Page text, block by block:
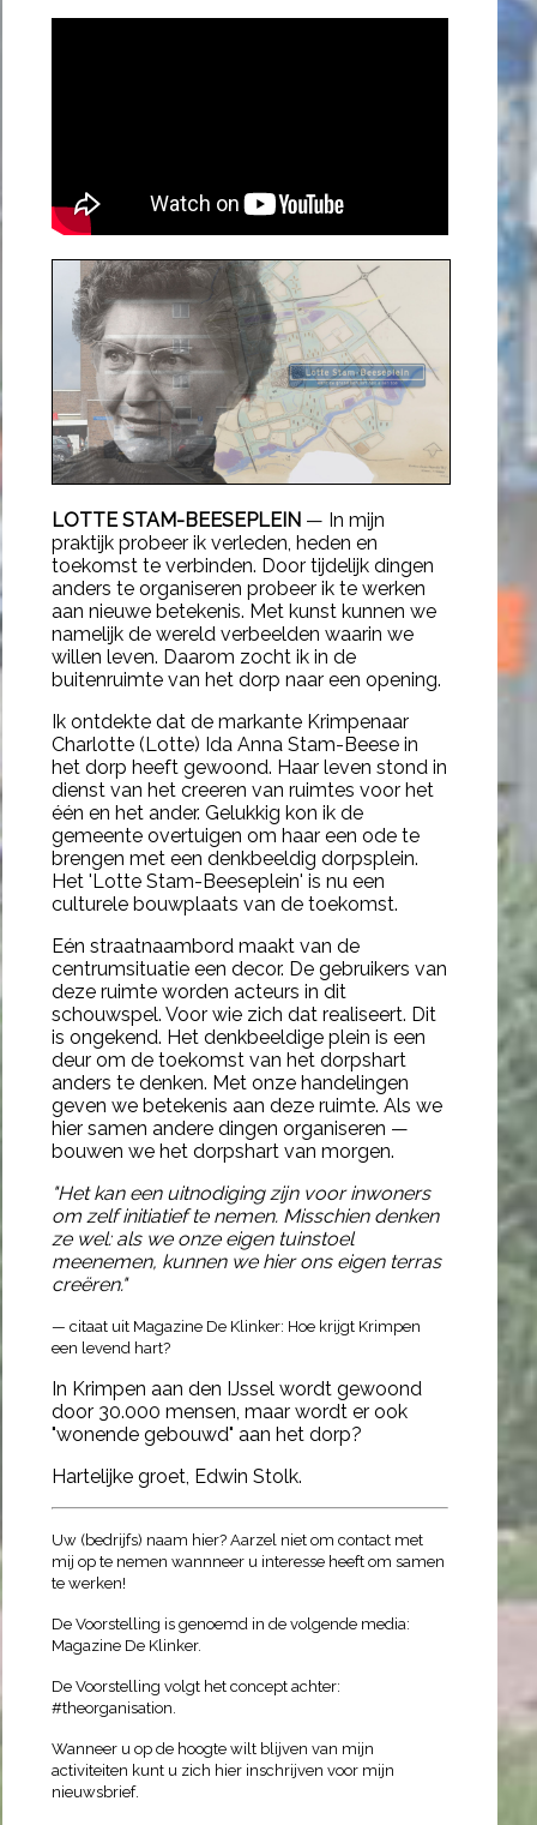
LOTTE STAM-BEESEPLEIN — In mijn
praktijk probeer ik verleden, heden en
toekomst te verbinden. Door tijdelijk dingen
anders te organiseren probeer ik te werken
aan nieuwe betekenis. Met kunst kunnen we
namelijk de wereld verbeelden waarin we
willen leven. Daarom zocht ik in de
buitenruimte van het dorp naar een opening.
Ik ontdekte dat de markante Krimpenaar
Charlotte (Lotte) Ida Anna Stam-Beese in
het dorp heeft gewoond. Haar leven stond in
dienst van het creeren van ruimtes voor het
één en het ander. Gelukkig kon ik de
gemeente overtuigen om haar een ode te
brengen met een denkbeeldig dorpsplein.
Het 'Lotte Stam-Beeseplein' is nu een
culturele bouwplaats van de toekomst.
Eén straatnaambord maakt van de
centrumsituatie een decor. De gebruikers van
deze ruimte worden acteurs in dit
schouwspel. Voor wie zich dat realiseert. Dit
is ongekend. Het denkbeeldige plein is een
deur om de toekomst van het dorpshart
anders te denken. Met onze handelingen
geven we betekenis aan deze ruimte. Als we
hier samen andere dingen organiseren —
bouwen we het dorpshart van morgen.
"Het kan een uitnodiging zijn voor inwoners
om zelf initiatief te nemen. Misschien denken
ze wel: als we onze eigen tuinstoel
meenemen, kunnen we hier ons eigen terras
creëren."
— citaat uit Magazine De Klinker: Hoe krijgt Krimpen
een levend hart?
In Krimpen aan den IJssel wordt gewoond
door 30.000 mensen, maar wordt er ook
"wonende gebouwd" aan het dorp?
Hartelijke groet, Edwin Stolk.
Uw (bedrijfs) naam hier? Aarzel niet om contact met
mij op te nemen wannneer u interesse heeft om samen
te werken!
De Voorstelling is genoemd in de volgende media:
Magazine De Klinker.
De Voorstelling volgt het concept achter:
#theorganisation.
Wanneer u op de hoogte wilt blijven van mijn
activiteiten kunt u zich hier inschrijven voor mijn
nieuwsbrief.